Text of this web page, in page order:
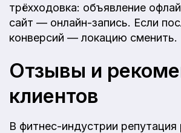
трёхходовка: объявление
сайт — онлайн-запись. Если
конверсий — локацию сменить.
Отзывы и
клиентов
В фитнес-индустрии репутация